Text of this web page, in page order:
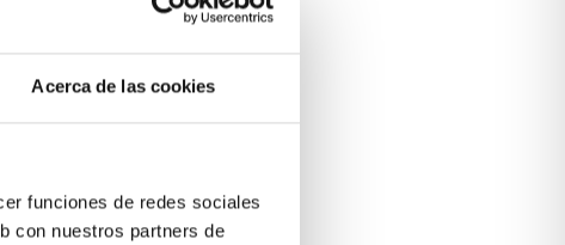
Acerca de las cookies
funciones de redes sociales
con nuestros partners de